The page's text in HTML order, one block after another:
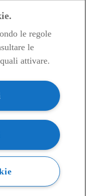
le regole
le
attivare.